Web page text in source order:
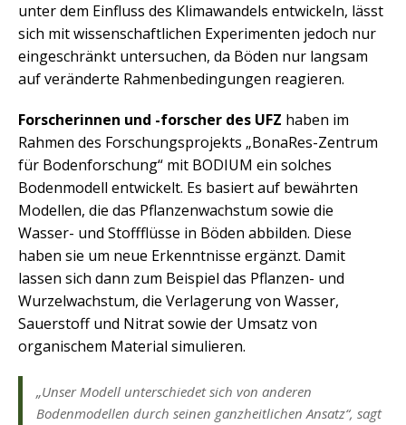
unter dem Einfluss des Klimawandels entwickeln, lässt
sich mit wissenschaftlichen Experimenten jedoch nur
eingeschränkt untersuchen, da Böden nur langsam
auf veränderte Rahmenbedingungen reagieren.
Forscherinnen und -forscher des UFZ haben im
Rahmen des Forschungsprojekts „BonaRes-Zentrum
für Bodenforschung“ mit BODIUM ein solches
Bodenmodell entwickelt. Es basiert auf bewährten
Modellen, die das Pflanzenwachstum sowie die
Wasser- und Stoffflüsse in Böden abbilden. Diese
haben sie um neue Erkenntnisse ergänzt. Damit
lassen sich dann zum Beispiel das Pflanzen- und
Wurzelwachstum, die Verlagerung von Wasser,
Sauerstoff und Nitrat sowie der Umsatz von
organischem Material simulieren.
„Unser Modell unterschiedet sich von anderen
Bodenmodellen durch seinen ganzheitlichen Ansatz“, sagt